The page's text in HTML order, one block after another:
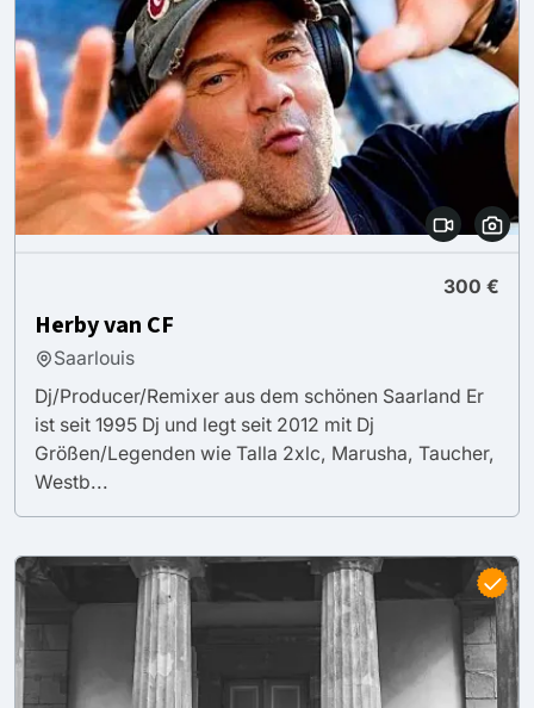
300 €
Herby van CF
Saarlouis
Dj/Producer/Remixer aus dem schönen Saarland Er
ist seit 1995 Dj und legt seit 2012 mit Dj
Größen/Legenden wie Talla 2xlc, Marusha, Taucher,
Westb...